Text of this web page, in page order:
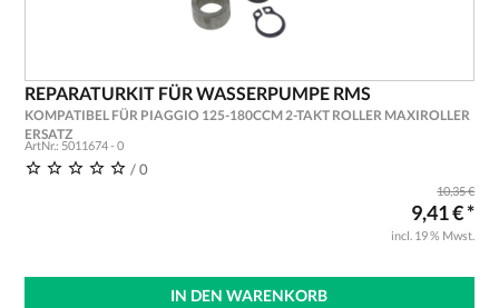
REPARATURKIT FÜR WASSERPUMPE RMS
KOMPATIBEL FÜR PIAGGIO 125-180CCM 2-TAKT ROLLER MAXIROLLER
ERSATZ
ArtNr.: 5011674 - 0
/ 0
10,35 €
9,41 € *
incl. 19 % Mwst.
IN DEN WARENKORB